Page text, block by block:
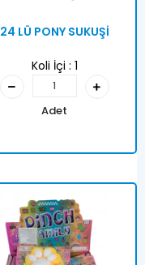
24 LÜ PONY SUKUŞİ
Koli İçi : 1
Adet